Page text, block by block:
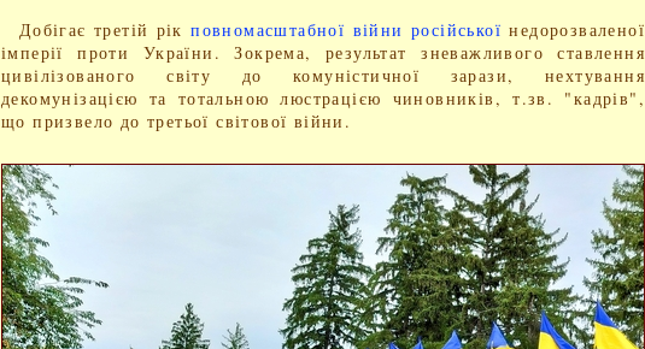
Добігає третій рікповномасштабної війни російської недорозваленої
імперії проти України. Зокрема, результат зневажливого ставлення
цивілізованого світу до комуністичної зарази, нехтування
декомунізацією та тотальною люстрацією чиновників, т.зв. "кадрів",
що призвело до третьої світової війни.